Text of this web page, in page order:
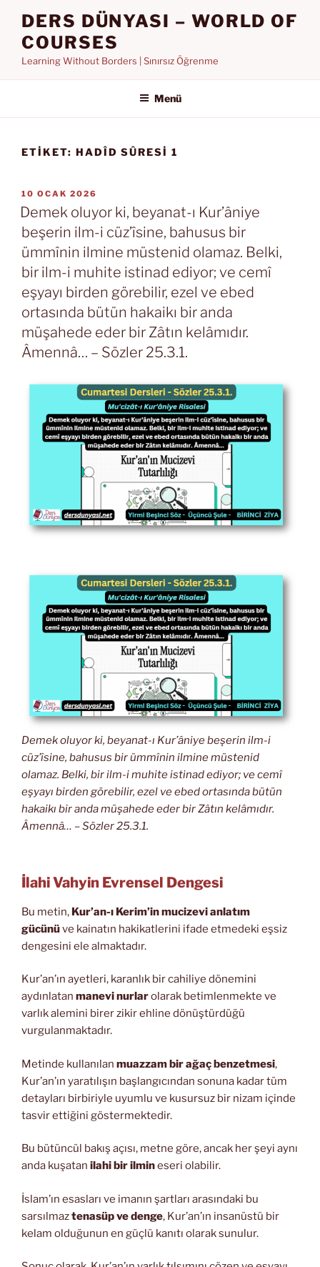
DERS DÜNYASI – WORLD OF
COURSES
Learning Without Borders | Sınırsız Öğrenme
Menü
ETIKET: HADÎD SÛRESI 1
YAYIM
TARIHI
10 OCAK 2026
Demek oluyor ki, beyanat-ı Kur’âniye
beşerin ilm-i cüz’îsine, bahusus bir
ümmînin ilmine müstenid olamaz. Belki,
bir ilm-i muhite istinad ediyor; ve cemî
eşyayı birden görebilir, ezel ve ebed
ortasında bütün hakaikı bir anda
müşahede eder bir Zâtın kelâmıdır.
Âmennâ… – Sözler 25.3.1.
Demek oluyor ki, beyanat-ı Kur’âniye beşerin ilm-i
cüz’îsine, bahusus bir ümmînin ilmine müstenid
olamaz. Belki, bir ilm-i muhite istinad ediyor; ve cemî
eşyayı birden görebilir, ezel ve ebed ortasında bütün
hakaikı bir anda müşahede eder bir Zâtın kelâmıdır.
Âmennâ… – Sözler 25.3.1.
İlahi Vahyin Evrensel Dengesi
Bu metin, Kur’an-ı Kerim’in mucizevi anlatım
gücünüve kainatın hakikatlerini ifade etmedeki eşsiz
dengesini ele almaktadır.
Kur’an’ın ayetleri, karanlık bir cahiliye dönemini
aydınlatan manevi nurlarolarak betimlenmekte ve
varlık alemini birer zikir ehline dönüştürdüğü
vurgulanmaktadır.
Metinde kullanılan muazzam bir ağaç benzetmesi,
Kur’an’ın yaratılışın başlangıcından sonuna kadar tüm
detayları birbiriyle uyumlu ve kusursuz bir nizam içinde
tasvir ettiğini göstermektedir.
Bu bütüncül bakış açısı, metne göre, ancak her şeyi aynı
anda kuşatan ilahi bir ilmineseri olabilir.
İslam’ın esasları ve imanın şartları arasındaki bu
sarsılmaztenasüp ve denge, Kur’an’ın insanüstü bir
kelam olduğunun en güçlü kanıtı olarak sunulur.